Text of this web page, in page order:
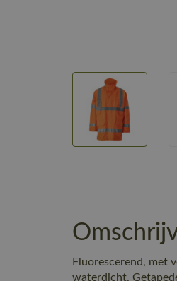
Fluorescerend, met
waterdicht.